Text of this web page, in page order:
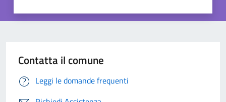
Contatta il comune
Leggi le domande frequenti